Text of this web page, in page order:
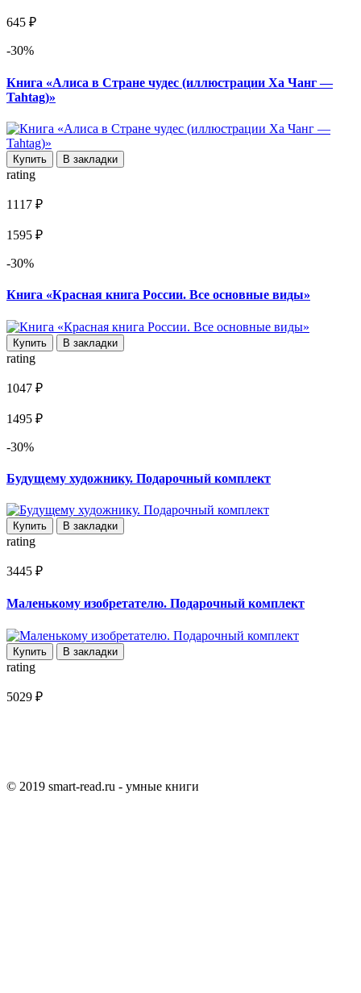
645 ₽
-30%
Книга «Алиса в Стране чудес (иллюстрации Ха Чанг —
Tahtag)»
Купить В закладки
rating
1117 ₽
1595 ₽
-30%
Книга «Красная книга России. Все основные виды»
Купить В закладки
rating
1047 ₽
1495 ₽
-30%
Будущему художнику. Подарочный комплект
Купить В закладки
rating
3445 ₽
Маленькому изобретателю. Подарочный комплект
Купить В закладки
rating
5029 ₽
© 2019 smart-read.ru - умные книги